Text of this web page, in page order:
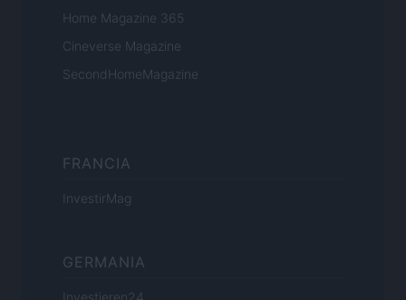
Home Magazine 365
Cineverse Magazine
SecondHomeMagazine
FRANCIA
InvestirMag
GERMANIA
Investieren24